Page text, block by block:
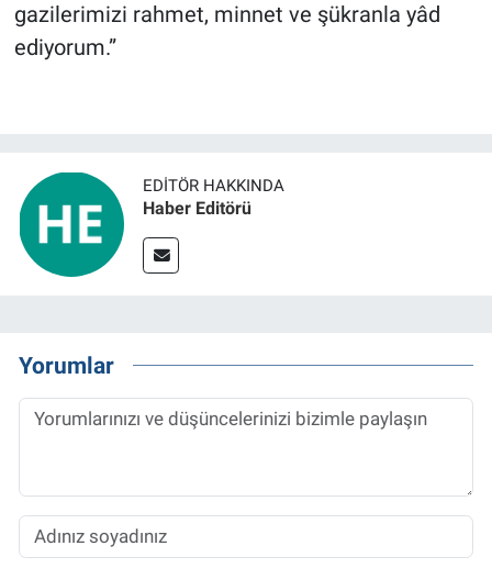
gazilerimizi rahmet, minnet ve şükranla yâd
ediyorum.”
EDITÖR HAKKINDA
Haber Editörü
Yorumlar